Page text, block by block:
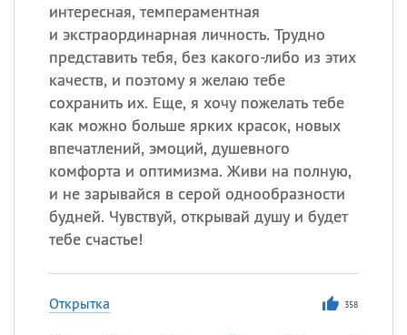
интересная, темпераментная
и экстраординарная личность. Трудно
представить тебя, без какого-либо из этих
качеств, и поэтому я желаю тебе
сохранить их. Еще, я хочу пожелать тебе
как можно больше ярких красок, новых
впечатлений, эмоций, душевного
комфорта и оптимизма. Живи на полную,
и не зарывайся в серой однообразности
будней. Чувствуй, открывай душу и будет
тебе счастье!
Открытка 358